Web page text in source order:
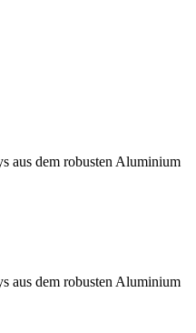
aus dem robusten Aluminium
aus dem robusten Aluminium